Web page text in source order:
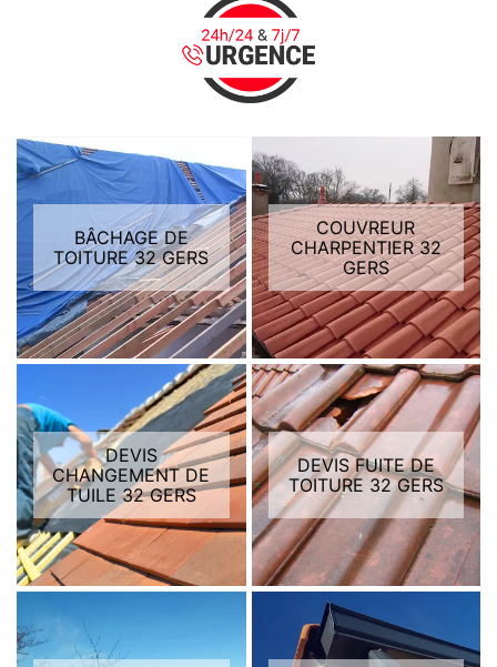
BÂCHAGE DE
TOITURE 32 GERS
COUVREUR
CHARPENTIER 32
GERS
DEVIS
CHANGEMENT DE
TUILE 32 GERS
DEVIS FUITE DE
TOITURE 32 GERS